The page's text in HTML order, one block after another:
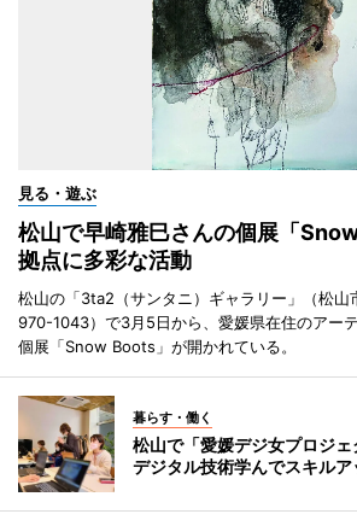
見る・遊ぶ
松山で早崎雅巳さんの個展「
拠点に多彩な活動
松山の「3ta2（サンタニ）ギャラリー」（松
970-1043）で3月5日から、愛媛県在住のアー
個展「Snow Boots」が開かれている。
暮らす・働く
松山で「愛媛デジ女プロジ
デジタル技術学んでスキルア